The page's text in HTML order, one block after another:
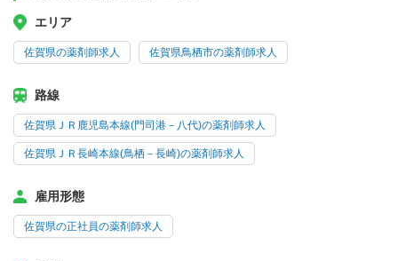
エリア
佐賀県の薬剤師求人 佐賀県鳥栖市の薬剤師求人
路線
佐賀県ＪＲ鹿児島本線(門司港－八代)の薬剤師求人
佐賀県ＪＲ長崎本線(鳥栖－長崎)の薬剤師求人
雇用形態
佐賀県の正社員の薬剤師求人